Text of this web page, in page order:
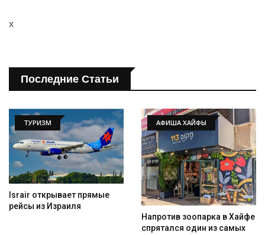
x
Последние Статьи
ТУРИЗМ
Israir открывает прямые
рейсы из Израиля
АФИША ХАЙФЫ
Напротив зоопарка в Хайфе
спрятался один из самых